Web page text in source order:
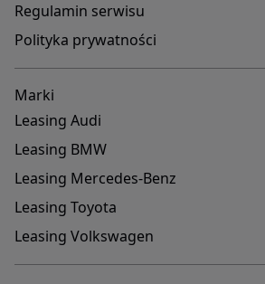
Regulamin serwisu
Polityka prywatności
Marki
Leasing Audi
Leasing BMW
Leasing Mercedes-Benz
Leasing Toyota
Leasing Volkswagen